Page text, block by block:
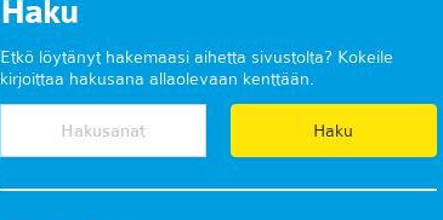
Haku
Etkö löytänyt hakemaasi aihetta sivustolta? Kokeile
kirjoittaa hakusana allaolevaan kenttään.